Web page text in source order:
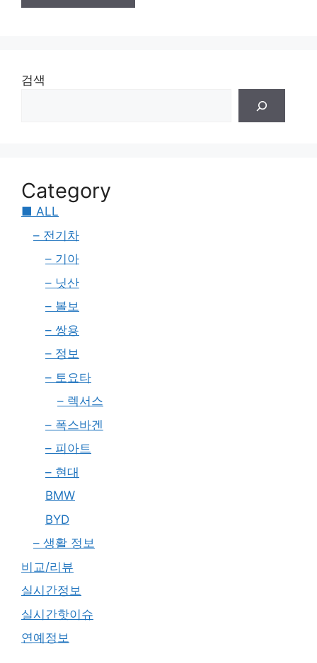
검색
Category
■ ALL
– 전기차
– 기아
– 닛산
– 볼보
– 쌍용
– 정보
– 토요타
– 렉서스
– 폭스바겐
– 피아트
– 현대
BMW
BYD
– 생활 정보
비교/리뷰
실시간정보
실시간핫이슈
연예정보